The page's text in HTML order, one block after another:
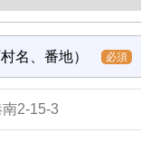
名、番地） 必須